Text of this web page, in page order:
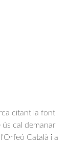
citant la font
ús cal demanar
Català i a